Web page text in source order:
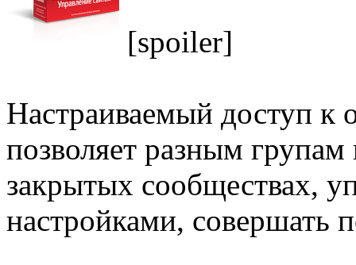
[spoiler]
Настраиваемый доступ к
позволяет разным групам
закрытых сообществах,
настройками, совершать